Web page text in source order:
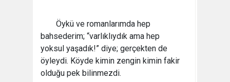
Öykü ve romanlarımda hep
bahsederim; “varlıklıydık ama hep
yoksul yaşadık!” diye; gerçekten de
öyleydi. Köyde kimin zengin kimin fakir
olduğu pek bilinmezdi.